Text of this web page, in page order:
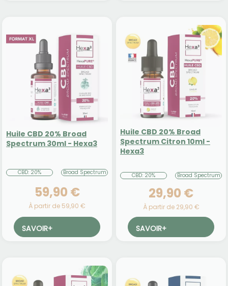
Huile CBD 20% Broad
Spectrum 30ml - Hexa3
CBD: 20% Broad Spectrum
59,90 €
À partir de 59,90 €
SAVOIR+
Huile CBD 20% Broad
Spectrum Citron 10ml -
Hexa3
CBD: 20% Broad Spectrum
29,90 €
À partir de 29,90 €
SAVOIR+